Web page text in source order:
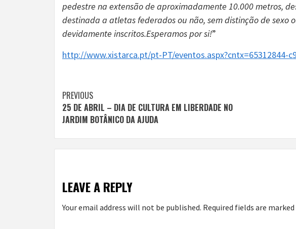
pedestre na extensão de aproximadamente 10.000 metros,
destinada a atletas federados ou não, sem distinção de sexo
devidamente inscritos.Esperamos por si!”
http://www.xistarca.pt/pt-PT/eventos.aspx?cntx=65312844-
Continue
Reading
PREVIOUS
25 DE ABRIL – DIA DE CULTURA EM LIBERDADE NO
JARDIM BOTÂNICO DA AJUDA
LEAVE A REPLY
Your email address will not be published. Required fields are marked